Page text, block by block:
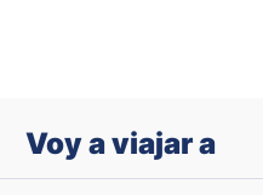
Voy a viajar a